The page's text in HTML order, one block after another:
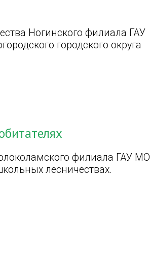
Ногинского филиала ГАУ
городского округа
филиала ГАУ МО
лесничествах.